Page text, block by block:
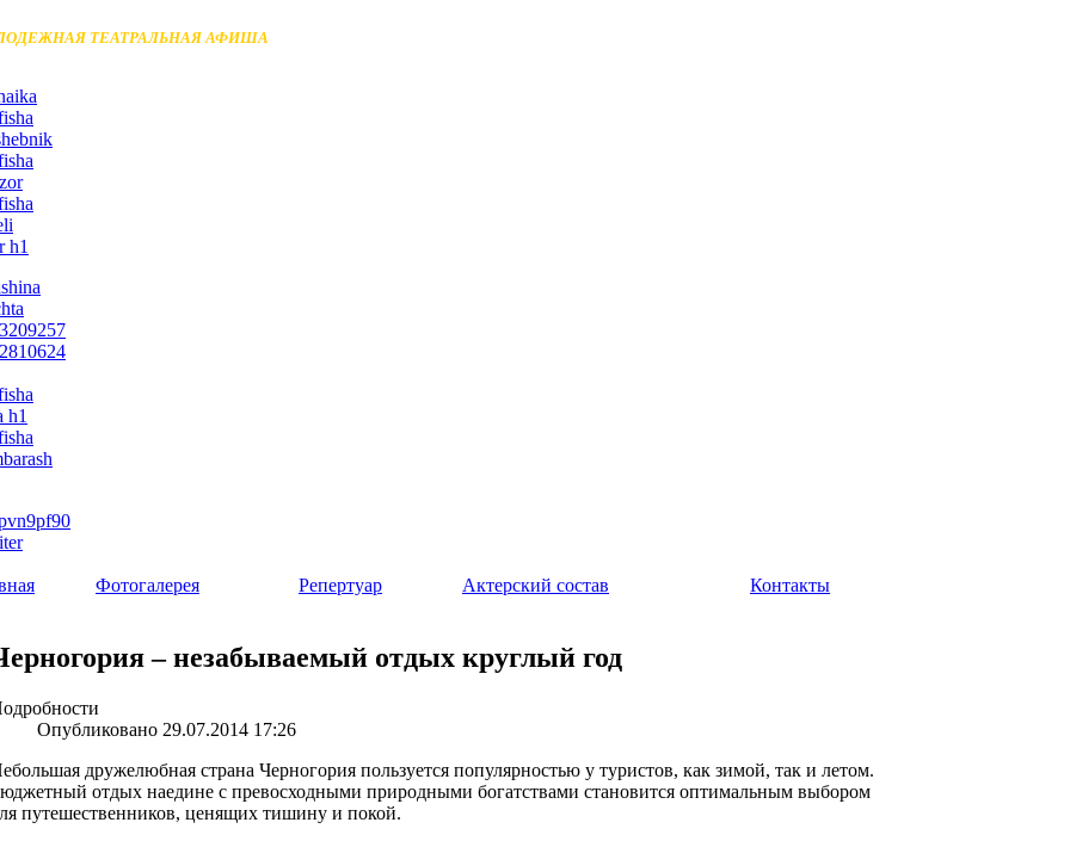
ТЕАТРАЛЬНАЯ АФИША
Фотогалерея Репертуар Актерский состав Контакты
– незабываемый отдых круглый год
Опубликовано 29.07.2014 17:26
дружелюбная страна Черногория пользуется популярностью у туристов, как зимой, так и летом.
отдых наедине с превосходными природными богатствами становится оптимальным выбором
путешественников, ценящих тишину и покой.